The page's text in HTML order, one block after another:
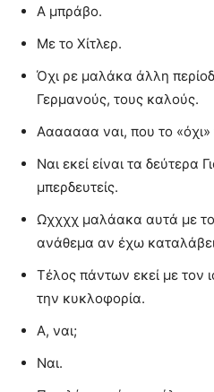
Α μπράβο.
Με το Χίτλερ.
Όχι ρε μαλάκα άλλη
Γερμανούς, τους καλούς.
Ααααααα ναι, που το
Ναι εκεί είναι τα δεύτερα
μπερδευτείς.
Ωχχχχ μαλάακα αυτά με
ανάθεμα αν έχω καταλάβει
Τέλος πάντων εκεί με τον
την κυκλοφορία.
Α, ναι;
Ναι.